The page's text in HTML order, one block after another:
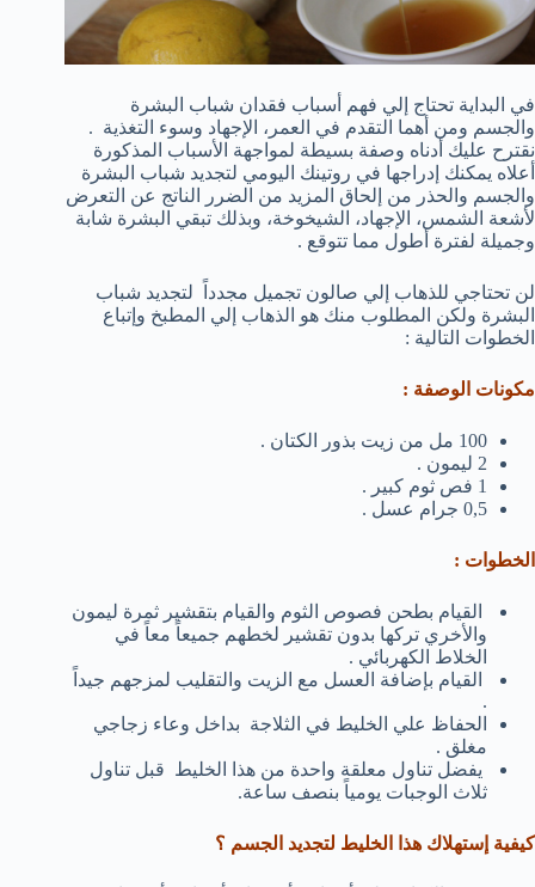
في البداية تحتاج إلي فهم أسباب فقدان شباب البشرة
والجسم ومن أهما التقدم في العمر، الإجهاد وسوء التغذية .
نقترح عليك أدناه وصفة بسيطة لمواجهة الأسباب المذكورة
أعلاه يمكنك إدراجها في روتينك اليومي لتجديد شباب البشرة
والجسم والحذر من إلحاق المزيد من الضرر الناتج عن التعرض
لأشعة الشمس، الإجهاد، الشيخوخة، وبذلك تبقي البشرة شابة
وجميلة لفترة أطول مما تتوقع .
لن تحتاجي للذهاب إلي صالون تجميل مجدداً لتجديد شباب
البشرة ولكن المطلوب منك هو الذهاب إلي المطبخ وإتباع
الخطوات التالية :
مكونات الوصفة :
100 مل من زيت بذور الكتان .
2 ليمون .
1 فص ثوم كبير .
0,5 جرام عسل .
الخطوات :
القيام بطحن فصوص الثوم والقيام بتقشير ثمرة ليمون
والأخري تركها بدون تقشير لخطهم جميعاً معاً في
الخلاط الكهربائي .
القيام بإضافة العسل مع الزيت والتقليب لمزجهم جيداً
.
الحفاظ علي الخليط في الثلاجة بداخل وعاء زجاجي
مغلق .
يفضل تناول معلقة واحدة من هذا الخليط قبل تناول
ثلاث الوجبات يومياً بنصف ساعة.
كيفية إستهلاك هذا الخليط لتجديد الجسم ؟